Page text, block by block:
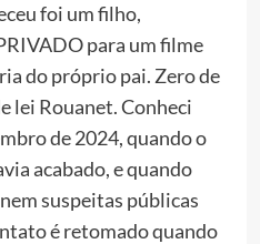
foi um filho,
para um filme
do próprio pai. Zero de
lei Rouanet. Conheci
de 2024, quando o
acabado, e quando
suspeitas públicas
é retomado quando